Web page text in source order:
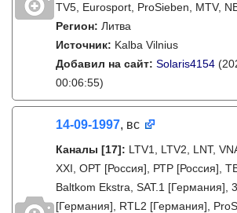
TV5, Eurosport, ProSieben, MTV,
Регион: Литва
Источник: Kalba Vilnius
Добавил на сайт: Solaris4154
00:06:55)
14-09-1997, вс
Каналы [17]: LTV1, LTV2, LNT,
XXI, ОРТ [Россия], РТР [Россия],
Baltkom Ekstra, SAT.1 [Германия],
[Германия], RTL2 [Германия],